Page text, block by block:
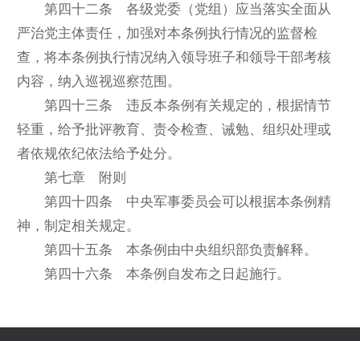
第四十二条 各级党委（党组）应当落实全面从
严治党主体责任，加强对本条例执行情况的监督检
查，将本条例执行情况纳入领导班子和领导干部考核
内容，纳入巡视巡察范围。
第四十三条 违反本条例有关规定的，根据情节
轻重，给予批评教育、责令检查、诫勉、组织处理或
者依规依纪依法给予处分。
第七章 附则
第四十四条 中央军事委员会可以根据本条例精
神，制定相关规定。
第四十五条 本条例由中央组织部负责解释。
第四十六条 本条例自发布之日起施行。